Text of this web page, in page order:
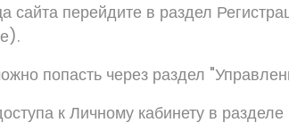
сайта перейдите в раздел
попасть через раздел
к Личному кабинету в